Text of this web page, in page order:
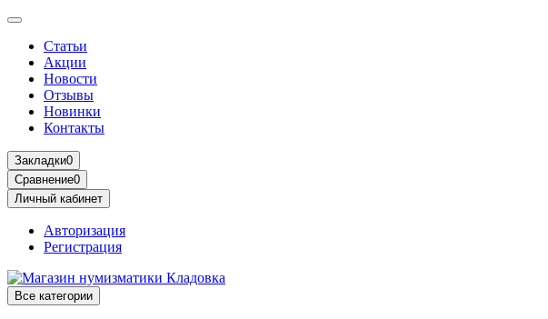
Статьи
Акции
Новости
Отзывы
Новинки
Контакты
Закладки0
Сравнение0
Личный кабинет
Авторизация
Регистрация
Все категории